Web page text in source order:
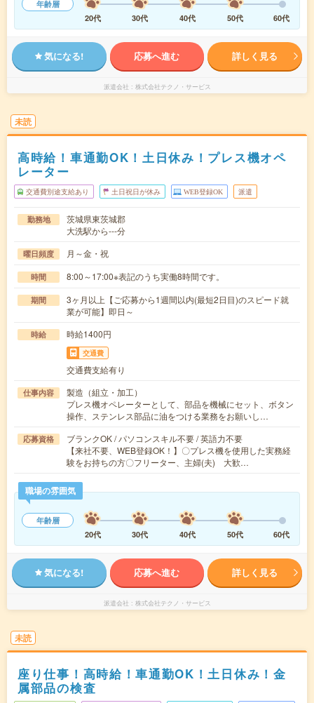
年齢層
20代
30代 40代 50代 60代
気になる! 応募へ進む 詳しく見る
派遣会社 株式会社テクノ・サービス
未読
高時給！車通勤OK！土日休み！プレス機オペ
レーター
交通費別途支給あり 土日祝日が休み WEB登録OK 派遣
勤務地
茨城県東茨城郡
大洗駅から---分
曜日頻度 月～金・祝
時間 8:00～17:00※表記のうち実働8時間です。
期間
3ヶ月以上【ご応募から1週間以内(最短2日目)のスピード就
業が可能】即日～
時給 時給1400円
交通費
交通費支給有り
仕事内容
製造（組立・加工）
プレス機オペレーターとして、部品を機械にセット、ボタン
操作、ステンレス部品に油をつける業務をお願いし…
応募資格
ブランクOK / パソコンスキル不要 / 英語力不要
【来社不要、WEB登録OK！】〇プレス機を使用した実務経
験をお持ちの方〇フリーター、主婦(夫) 大歓…
職場の雰囲気
年齢層
20代
30代 40代 50代 60代
気になる! 応募へ進む 詳しく見る
派遣会社 株式会社テクノ・サービス
未読
座り仕事！高時給！車通勤OK！土日休み！金
属部品の検査